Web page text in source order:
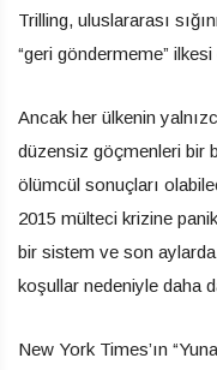
Trilling, uluslararası
“geri göndermeme”
Ancak her ülkenin
düzensiz göçmenleri bir
ölümcül sonuçları
2015 mülteci krizine
bir sistem ve son
koşullar nedeniyle daha
New York Times’ın